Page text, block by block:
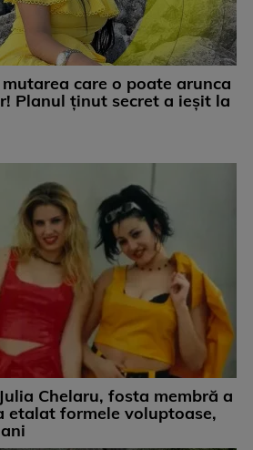
care o poate arunca
Planul ținut secret a ieșit la
Chelaru, fosta membră a
etalat formele voluptoase,